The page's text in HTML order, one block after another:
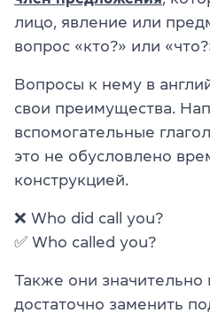
лицо, явление или
вопрос «кто?» или
Вопросы к нему в
свои преимущества.
вспомогательные
это не обусловлено
конструкцией.
❌ Who did call you?
✅ Who called you?
Также они
достаточно заменить